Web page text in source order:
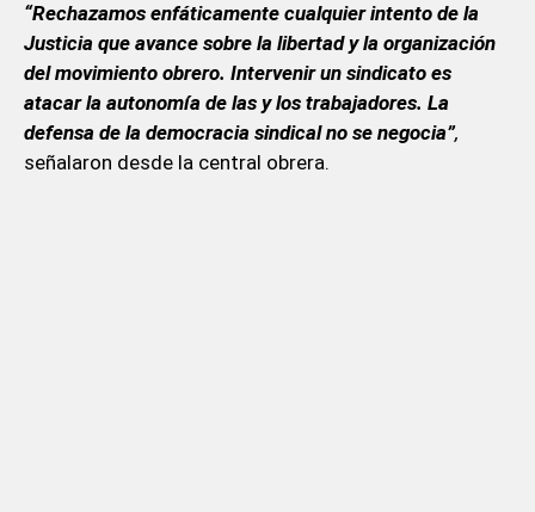
“Rechazamos enfáticamente cualquier intento de la
Justicia que avance sobre la libertad y la organización
del movimiento obrero. Intervenir un sindicato es
atacar la autonomía de las y los trabajadores. La
defensa de la democracia sindical no se negocia”,
señalaron desde la central obrera.